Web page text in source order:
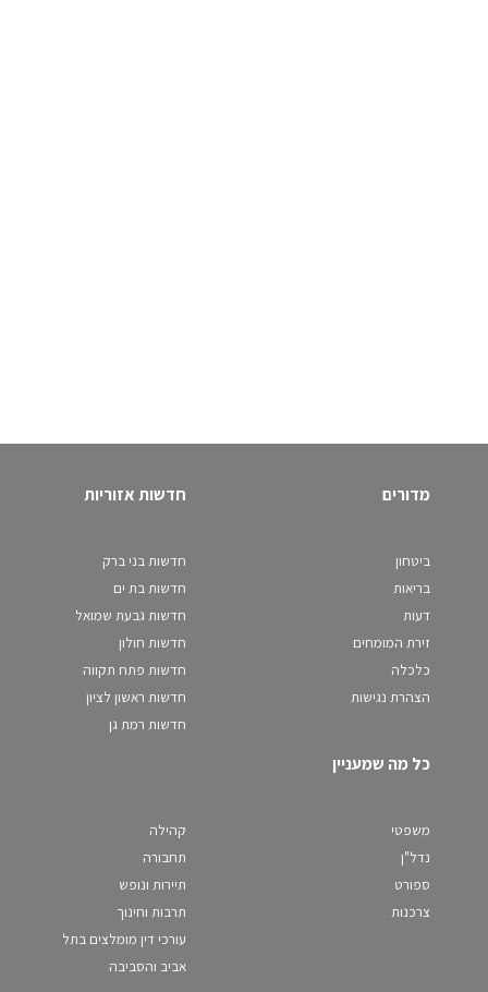
מדורים
ביטחון
בריאות
דעות
זירת המומחים
כלכלה
הצהרת נגישות
חדשות אזוריות
חדשות בני ברק
חדשות בת ים
חדשות גבעת שמואל
חדשות חולון
חדשות פתח תקווה
חדשות ראשון לציון
חדשות רמת גן
כל מה שמעניין
משפטי
נדל"ן
ספורט
צרכנות
קהילה
תחבורה
תיירות ונופש
תרבות וחינוך
עורכי דין מומלצים בתל
אביב והסביבה